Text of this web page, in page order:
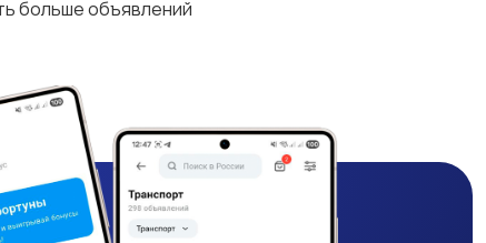
больше объявлений